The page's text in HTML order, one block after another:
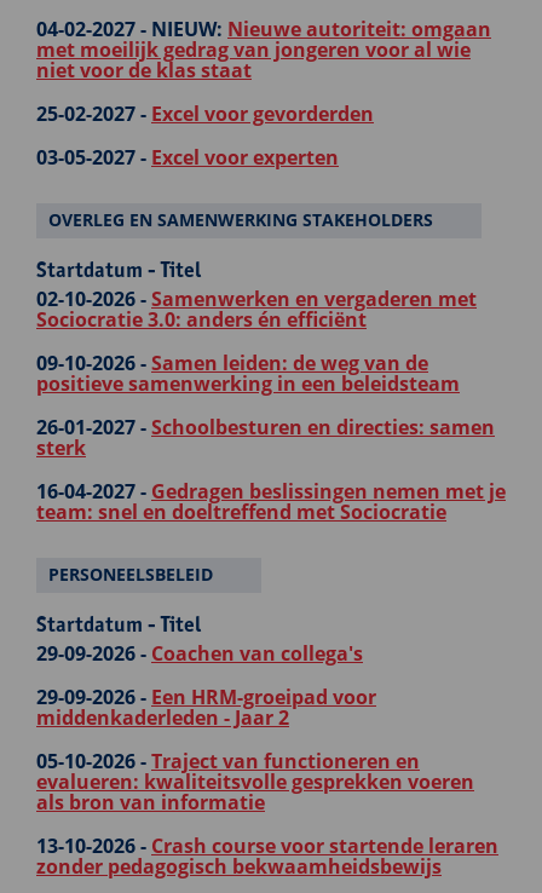
04-02-2027 - NIEUW: Nieuwe autoriteit: omgaan
met moeilijk gedrag van jongeren voor al wie
niet voor de klas staat
25-02-2027 - Excel voor gevorderden
03-05-2027 - Excel voor experten
OVERLEG EN SAMENWERKING STAKEHOLDERS
Startdatum - Titel
02-10-2026 -Samenwerken en vergaderen met
Sociocratie 3.0: anders én efficiënt
09-10-2026 -Samen leiden: de weg van de
positieve samenwerking in een beleidsteam
26-01-2027 -Schoolbesturen en directies: samen
sterk
16-04-2027 - Gedragen beslissingen nemen met je
team: snel en doeltreffend met Sociocratie
PERSONEELSBELEID
Startdatum - Titel
29-09-2026 - Coachen van collega's
29-09-2026 - Een HRM-groeipad voor
middenkaderleden - Jaar 2
05-10-2026 -Traject van functioneren en
evalueren: kwaliteitsvolle gesprekken voeren
als bron van informatie
13-10-2026 - Crash course voor startende leraren
zonder pedagogisch bekwaamheidsbewijs